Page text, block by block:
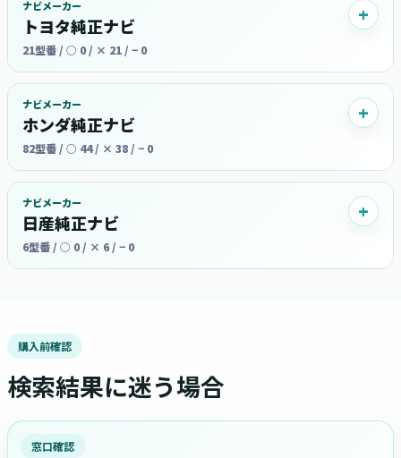
ナビメーカー
トヨタ純正ナビ
21型番 / ○ 0 / × 21 / − 0
ナビメーカー
ホンダ純正ナビ
82型番 / ○ 44 / × 38 / − 0
ナビメーカー
日産純正ナビ
6型番 / ○ 0 / × 6 / − 0
購入前確認
検索結果に迷う場合
窓口確認